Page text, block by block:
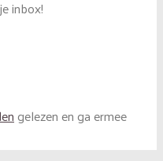
inbox!
gelezen en ga ermee